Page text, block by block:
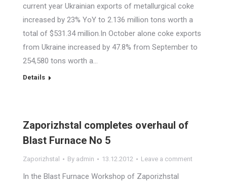
current year Ukrainian exports of metallurgical coke
increased by 23% YoY to 2.136 million tons worth a
total of $531.34 million.In October alone coke exports
from Ukraine increased by 47.8% from September to
254,580 tons worth a…
Details
Zaporizhstal completes overhaul of
Blast Furnace No 5
Zaporizhstal By admin 13.12.2012 Leave a comment
In the Blast Furnace Workshop of Zaporizhstal